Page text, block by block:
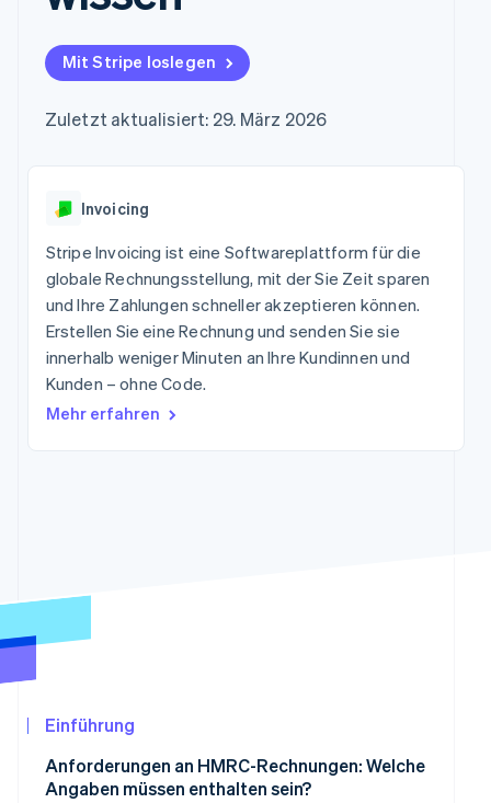
125
Terminal
Zahlungen vor Ort
Boost
Autorisierungsraten
Beschleunigter
Financial
Connections
Verbundene
Finanzdaten
Product roadmap
CO₂-Entnahme
Identity
Stripe-Sessions 2026
Geldmanagement
SaaS
Bewirtung, Reisen und
Freizeit
Versicherungen
Medien und
Unterhaltung
Gemeinnützige
Organisationen
Fachdienstleistungen
Öffentlicher Sektor
Einzelhandel
Marktplatz auf
Abonnementverwaltung
nutzungsbasierte
Karten ausgeben: So
Diensten mit Agenten
Ressourcen
App-Integrationen
Code-Beispiele
Entwickler-Blog
API-Status
Stripe Sessions
Karriere
Stripe Press
kontaktieren
Partner werden
Mit Stripe loslegen
Zuletzt aktualisiert: 29. März 2026
Invoicing
Stripe Invoicing ist eine Softwareplattform für die
globale Rechnungsstellung, mit der Sie Zeit sparen
und Ihre Zahlungen schneller akzeptieren können.
Erstellen Sie eine Rechnung und senden Sie sie
innerhalb weniger Minuten an Ihre Kundinnen und
Kunden – ohne Code.
Mehr erfahren
Einführung
Anforderungen an HMRC-Rechnungen: Welche
Angaben müssen enthalten sein?